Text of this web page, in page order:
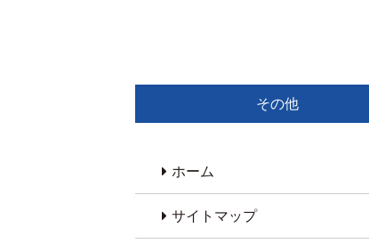
その他
ホーム
サイトマップ